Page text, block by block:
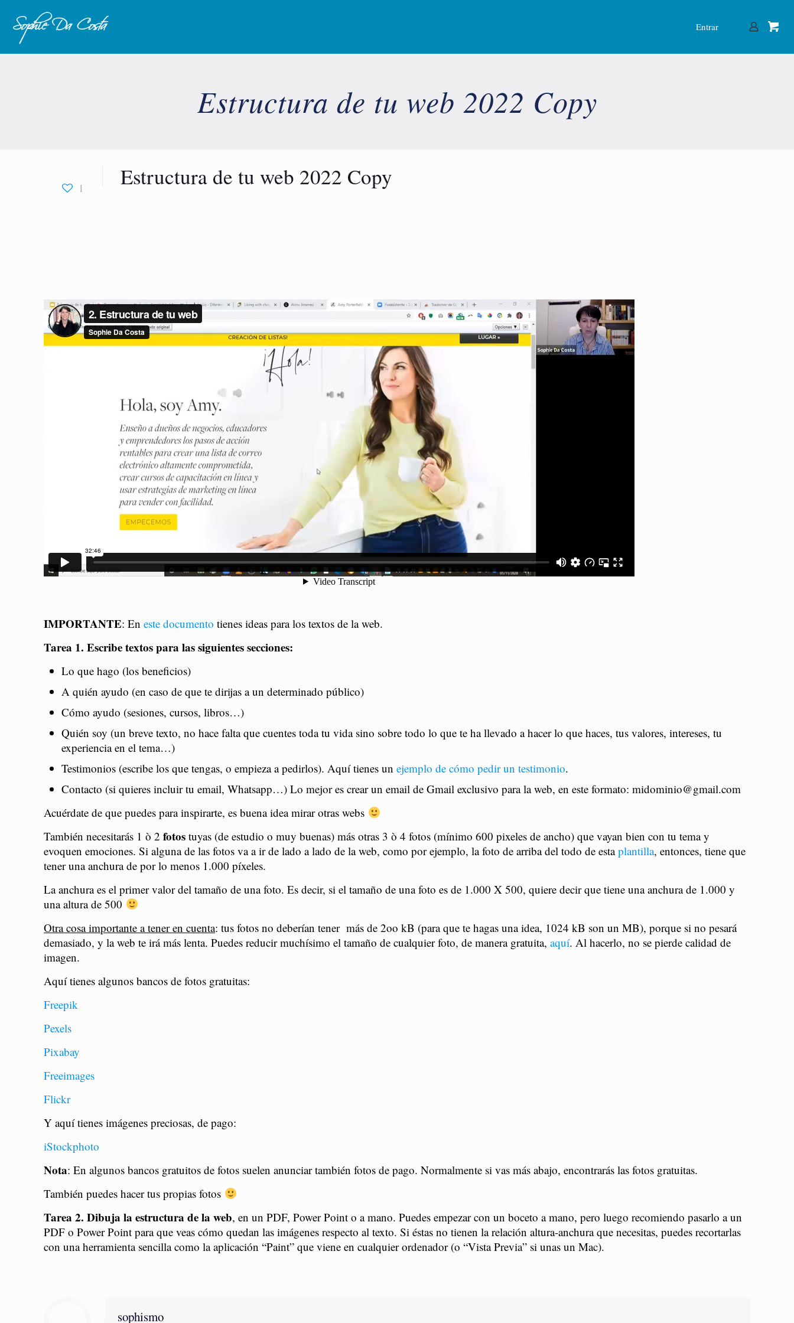
Entrar
Estructura de tu web 2022 Copy
1 Estructura de tu web 2022 Copy
IMPORTANTE: Eneste documento tienes ideas para los textos de la web.
Tarea 1. Escribe textos para las siguientes secciones:
Lo que hago (los beneficios)
A quién ayudo (en caso de que te dirijas a un determinado público)
Cómo ayudo (sesiones, cursos, libros…)
Quién soy (un breve texto, no hace falta que cuentes toda tu vida sino sobre todo lo que te ha llevado a hacer lo que haces, tus valores, intereses, tu
experiencia en el tema…)
Testimonios (escribe los que tengas, o empieza a pedirlos). Aquí tienes unejemplo de cómo pedir un testimonio.
Contacto (si quieres incluir tu email, Whatsapp…) Lo mejor es crear un email de Gmail exclusivo para la web, en este formato: midominio@gmail.com
Acuérdate de que puedes para inspirarte, es buena idea mirar otras webs
También necesitarás 1 ò 2fotos tuyas (de estudio o muy buenas) más otras 3 ò 4 fotos (mínimo 600 pixeles de ancho) que vayan bien con tu tema y
evoquen emociones. Si alguna de las fotos va a ir de lado a lado de la web, como por ejemplo, la foto de arriba del todo de estaplantilla, entonces, tiene que
tener una anchura de por lo menos 1.000 píxeles.
La anchura es el primer valor del tamaño de una foto. Es decir, si el tamaño de una foto es de 1.000 X 500, quiere decir que tiene una anchura de 1.000 y
una altura de 500
Otra cosa importante a tener en cuenta: tus fotos no deberían tener más de 2oo kB (para que te hagas una idea, 1024 kB son un MB), porque si no pesará
demasiado, y la web te irá más lenta. Puedes reducir muchísimo el tamaño de cualquier foto, de manera gratuita,aquí. Al hacerlo, no se pierde calidad de
imagen.
Aquí tienes algunos bancos de fotos gratuitas:
Freepik
Pexels
Pixabay
Freeimages
Flickr
Y aquí tienes imágenes preciosas, de pago:
iStockphoto
Nota: En algunos bancos gratuitos de fotos suelen anunciar también fotos de pago. Normalmente si vas más abajo, encontrarás las fotos gratuitas.
También puedes hacer tus propias fotos
Tarea 2. Dibuja la estructura de la web, en un PDF, Power Point o a mano. Puedes empezar con un boceto a mano, pero luego recomiendo pasarlo a un
PDF o Power Point para que veas cómo quedan las imágenes respecto al texto. Si éstas no tienen la relación altura-anchura que necesitas, puedes recortarlas
con una herramienta sencilla como la aplicación “Paint” que viene en cualquier ordenador (o “Vista Previa” si unas un Mac).
sophismo